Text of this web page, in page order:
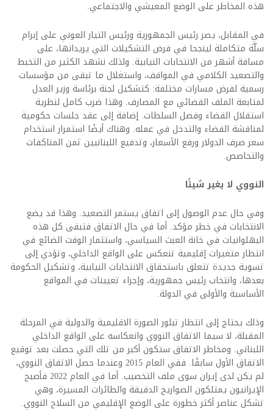
هذه المخاطر على الوضع المعيشي والاجتماعي.
في المقابل، يصر رئيس الجمهورية ورئيس التيار العوني على إبرام
سلّة متكاملة لينجحا في فرض التشكيلات التي يريدانها، على
مسافة أشهر من الانتخابات النيابية. ولذلك نشهد الكثير من التخبط
والتصعيد الكلامي في المواقف، واستغلال ما تبقى من مؤسسات
رسمية لفرض مسارات مختلفة: كتشكيل لجنة برئاسة وزير العدل
لمتابعة الملف القضائي مع المصارف. وهذا ضرب كامل لنظرية
استقلال القضاء وفصل السلطات. إضافة إلى عقد جلسات حكومية
لمناقشة القضاء والتدخل في عمله. وهناك أيضًا استمرار استخدام
سعر صرف الدولار ورفع الأسعار، وتدفيع اللبنانيين ثمن المناكفات
والتحاصص.
النووي لا يغير شيئًا
وفي حال عدم الوصول إلى اتفاق يستمر التصعيد. وهذا قد يضع
الانتخابات في خطر مؤكد. أما في حال الاتفاق فتبقى كل هذه
البهلوانيات في خانة العبث السياسي، واستثمار الوقت الضائع في
انتظار متغيرات إقليمية تنعكس على الواقع الداخلي، وتؤدي إلى
تسوية جديدة تتعلق باستحقاق الانتخابات النيابية، وتشكيل الحكومة
بعدها، وانتخاب رئيس جمهورية، وإجراء تعيينات في المواقع
الأساسية والأولى في الدولة.
وذلك يحتاج إلى انتظار تبلور الصورة الاقليمية والدولية في المرحلة
المقبلة، لا سيما الاتفاق النووي وانعكاسه على الواقع الداخلي
اللبناني. ومخاطر الاتفاق ستكون أكبر من تلك التي حصلت بعد توقيع
الاتفاق الأول سابقًا. ففي العام 2015 وعندما حصل الاتفاق النووي،
لم يكن لدى إيران سوى ملف التخصيب. أما في العام 2022 فأصبح
الإيرانيون يمتلكون الصواريخ الدقيقة والطائرات المسيرة، وهي
تشكل عناصر أكثر خطورة على الوضع الإقليمي من السلاح النووي.